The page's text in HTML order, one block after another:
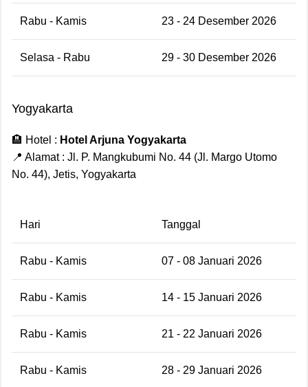
Rabu - Kamis 23 - 24 Desember 2026
Selasa - Rabu 29 - 30 Desember 2026
Yogyakarta
🏨 Hotel : Hotel Arjuna Yogyakarta
📍 Alamat : Jl. P. Mangkubumi No. 44 (Jl. Margo Utomo
No. 44), Jetis, Yogyakarta
Hari Tanggal
Rabu - Kamis 07 - 08 Januari 2026
Rabu - Kamis 14 - 15 Januari 2026
Rabu - Kamis 21 - 22 Januari 2026
Rabu - Kamis 28 - 29 Januari 2026